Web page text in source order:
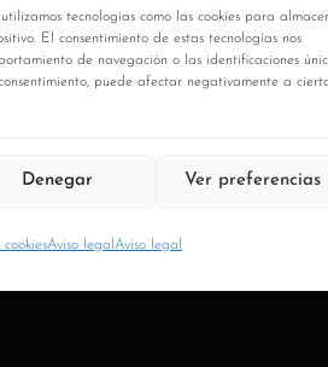
tecnologías como las cookies para
El consentimiento de estas tecnologías nos
de navegación o las identificaciones
puede afectar negativamente a
Denegar Ver preferencias
Aviso legal Aviso legal